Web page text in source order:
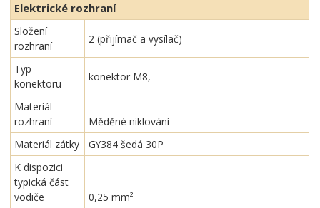
Elektrické rozhraní
Složení
rozhraní
2 (přijímač a vysílač)
Typ
konektoru
konektor M8,
Materiál
rozhraní
Měděné niklování
Materiál zátky
GY384 šedá 30P
K dispozici
typická část
vodiče
0,25 mm²